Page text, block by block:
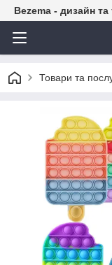
Bezema - дизайн та
Товари та